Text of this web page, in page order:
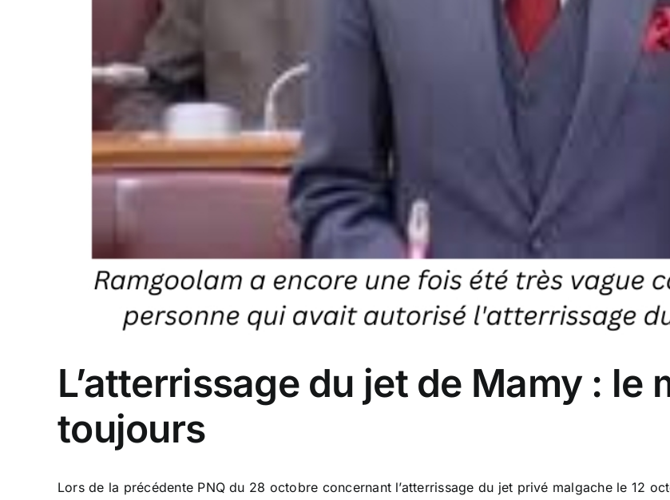
L’atterrissage du jet de Mamy : le
toujours
Lors de la précédente PNQ du 28 octobre concernant l’atterrissage du jet privé malgache le 12